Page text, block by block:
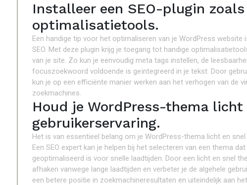
Installeer een SEO-plugin
optimalisatietools.
Een handige tip voor het optimaliseren van je WordPress
SEO. Met deze plugin krijg je toegang tot handige
van je site. Zo kun je eenvoudig meta tags instellen, de
focuszoekwoord voldoende is geïntegreerd in je tekst. Door
kun je op een efficiënte manier werken aan het verhogen van de
zoekmachines.
Houd je WordPress-thema licht
gebruikerservaring.
Het is van essentieel belang om je WordPress-thema licht en
Een SEO expert kan je helpen bij het selecteren van een thema
geoptimaliseerd is voor snelle laadtijden. Door een licht en snel
afhaken vanwege lange laadtijden en verbeter je de algehele
een betere positie in zoekmachineresultaten en uiteindelijk aan